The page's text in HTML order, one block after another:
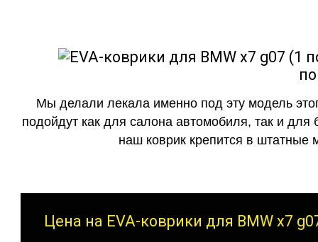
Мы делали лекала именно под эту модель
подойдут как для салона автомобиля, так и для
наш коврик крепится в штатные
Цена на EVA-коврики для BMW x7